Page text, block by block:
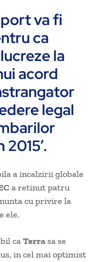
va fi
ca
la
acord
legal
a incalzirii globale
a retinut patru
cu privire la
ele.
caTerrasa se
in cel mai optimist